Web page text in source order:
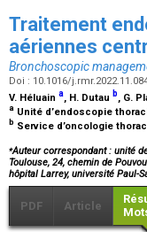
Traitement
aériennes
Bronchoscopic
Doi : 10.1016/
V. Héluain a, H. Dutau b, G.
a Unité d’endoscopie
b Service d’oncologie
⁎Auteur correspondant : unité
Toulouse, 24, chemin de
hôpital Larrey, université Paul-
PDF Article